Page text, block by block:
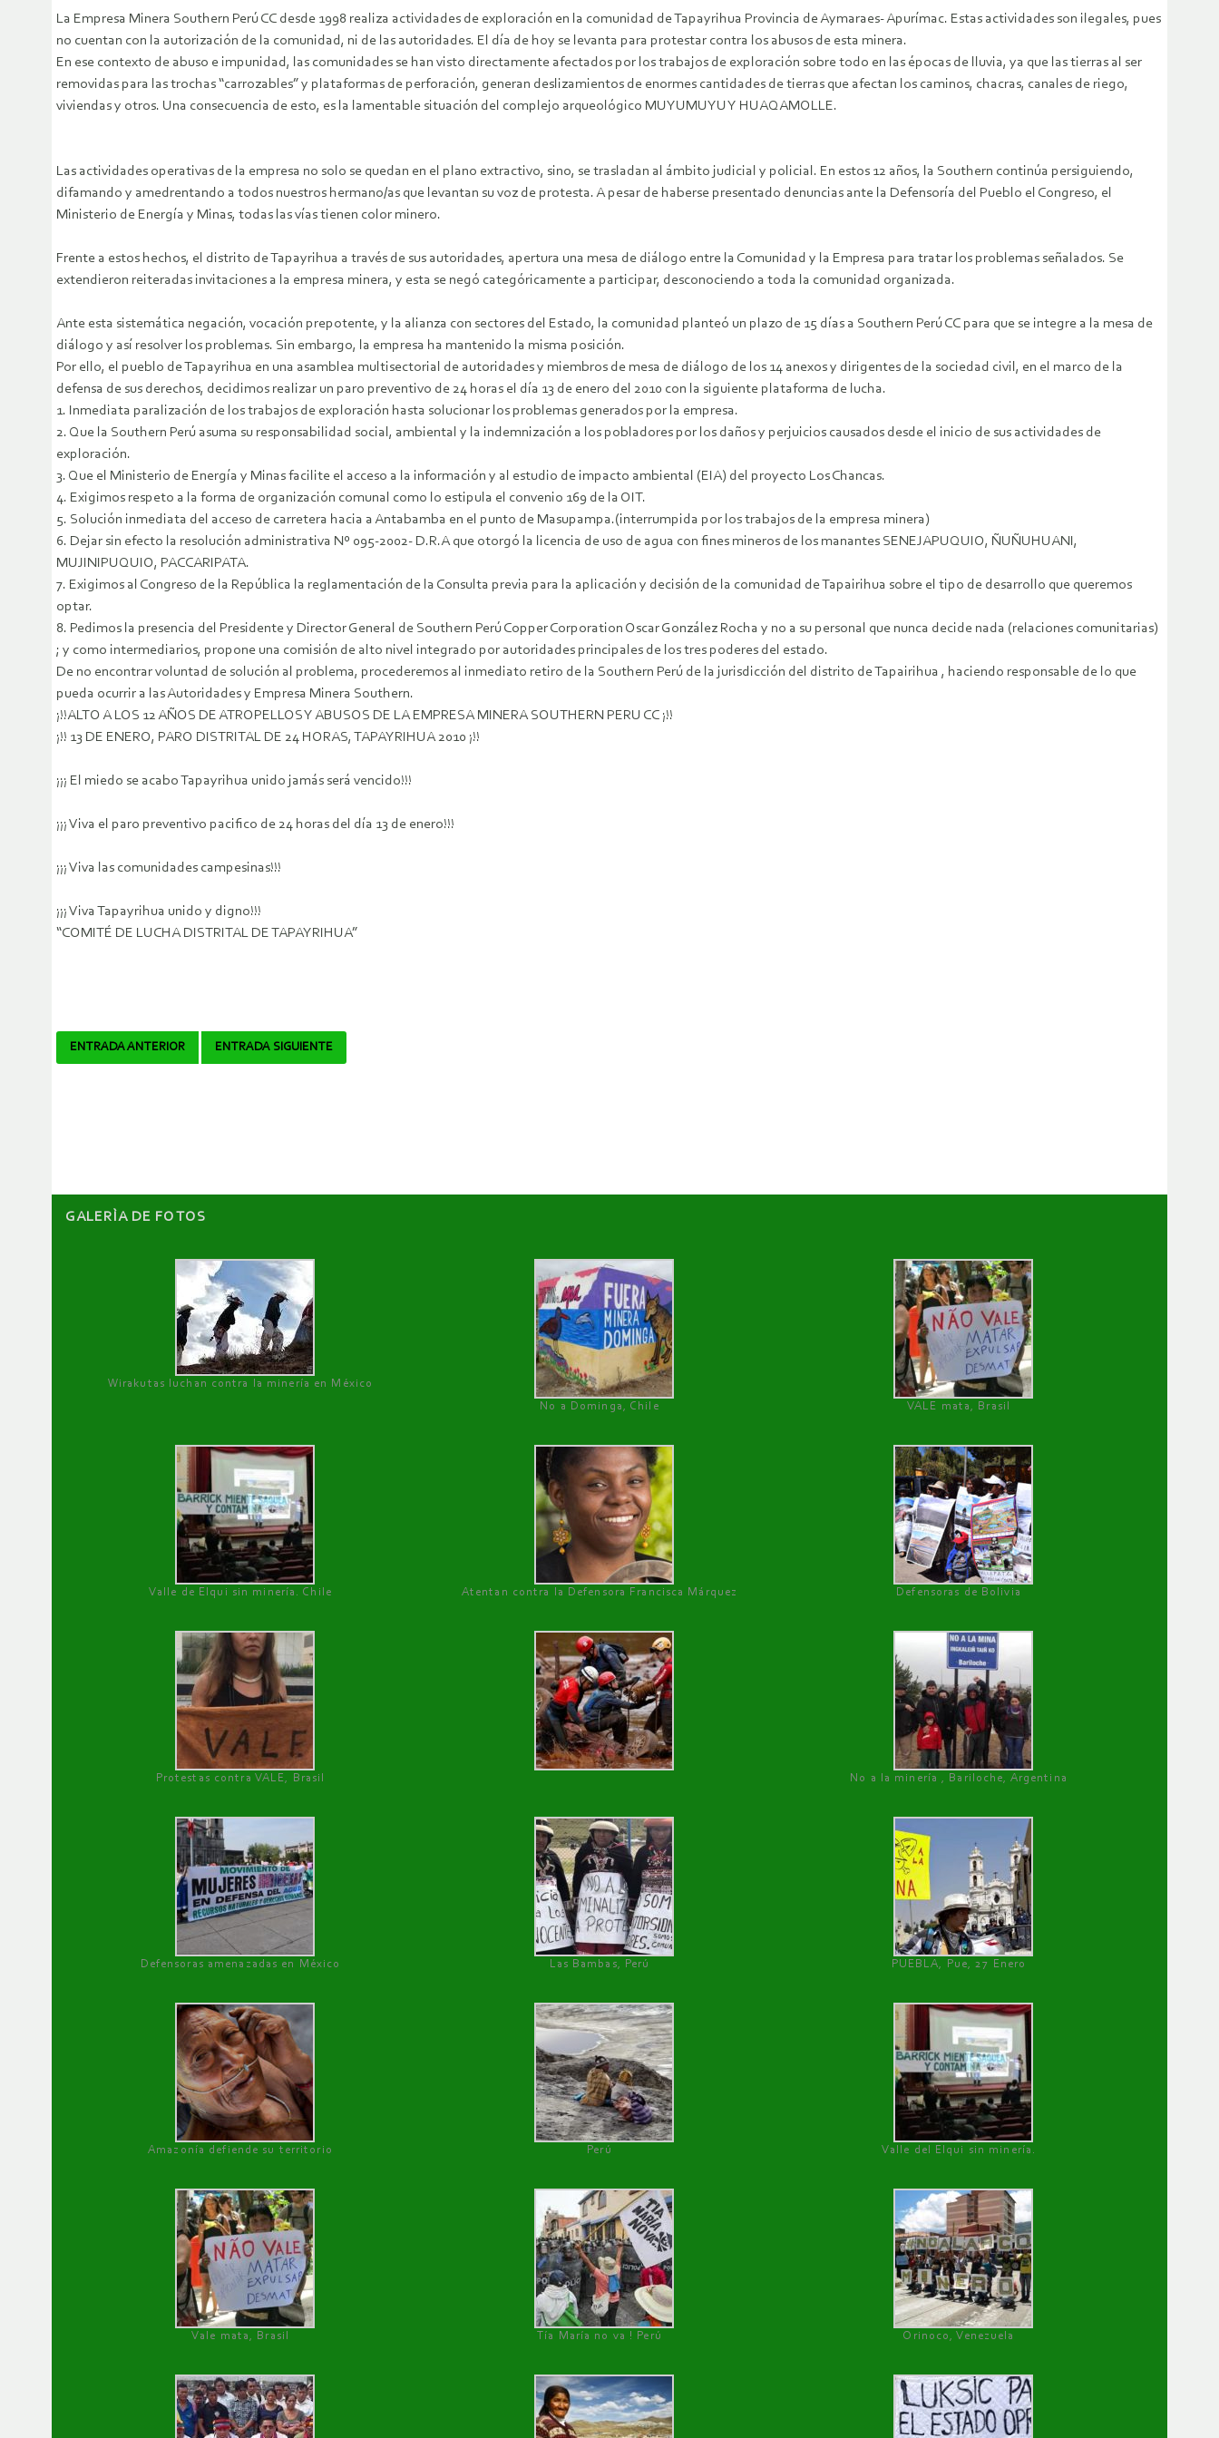
La Empresa Minera Southern Perú CC desde 1998 realiza actividades de exploración en la comunidad de Tapayrihua Provincia de Aymaraes- Apurímac. Estas actividades son ilegales, pues
no cuentan con la autorización de la comunidad, ni de las autoridades. El día de hoy se levanta para protestar contra los abusos de esta minera.
En ese contexto de abuso e impunidad, las comunidades se han visto directamente afectados por los trabajos de exploración sobre todo en las épocas de lluvia, ya que las tierras al ser
removidas para las trochas “carrozables” y plataformas de perforación, generan deslizamientos de enormes cantidades de tierras que afectan los caminos, chacras, canales de riego,
viviendas y otros. Una consecuencia de esto, es la lamentable situación del complejo arqueológico MUYUMUYU Y HUAQAMOLLE.
Las actividades operativas de la empresa no solo se quedan en el plano extractivo, sino, se trasladan al ámbito judicial y policial. En estos 12 años, la Southern continúa persiguiendo,
difamando y amedrentando a todos nuestros hermano/as que levantan su voz de protesta. A pesar de haberse presentado denuncias ante la Defensoría del Pueblo el Congreso, el
Ministerio de Energía y Minas, todas las vías tienen color minero.
Frente a estos hechos, el distrito de Tapayrihua a través de sus autoridades, apertura una mesa de diálogo entre la Comunidad y la Empresa para tratar los problemas señalados. Se
extendieron reiteradas invitaciones a la empresa minera, y esta se negó categóricamente a participar, desconociendo a toda la comunidad organizada.
Ante esta sistemática negación, vocación prepotente, y la alianza con sectores del Estado, la comunidad planteó un plazo de 15 días a Southern Perú CC para que se integre a la mesa de
diálogo y así resolver los problemas. Sin embargo, la empresa ha mantenido la misma posición.
Por ello, el pueblo de Tapayrihua en una asamblea multisectorial de autoridades y miembros de mesa de diálogo de los 14 anexos y dirigentes de la sociedad civil, en el marco de la
defensa de sus derechos, decidimos realizar un paro preventivo de 24 horas el día 13 de enero del 2010 con la siguiente plataforma de lucha.
1. Inmediata paralización de los trabajos de exploración hasta solucionar los problemas generados por la empresa.
2. Que la Southern Perú asuma su responsabilidad social, ambiental y la indemnización a los pobladores por los daños y perjuicios causados desde el inicio de sus actividades de
exploración.
3. Que el Ministerio de Energía y Minas facilite el acceso a la información y al estudio de impacto ambiental (EIA) del proyecto Los Chancas.
4. Exigimos respeto a la forma de organización comunal como lo estipula el convenio 169 de la OIT.
5. Solución inmediata del acceso de carretera hacia a Antabamba en el punto de Masupampa.(interrumpida por los trabajos de la empresa minera)
6. Dejar sin efecto la resolución administrativa Nº 095-2002- D.R.A que otorgó la licencia de uso de agua con fines mineros de los manantes SENEJAPUQUIO, ÑUÑUHUANI,
MUJINIPUQUIO, PACCARIPATA.
7. Exigimos al Congreso de la República la reglamentación de la Consulta previa para la aplicación y decisión de la comunidad de Tapairihua sobre el tipo de desarrollo que queremos
optar.
8. Pedimos la presencia del Presidente y Director General de Southern Perú Copper Corporation Oscar González Rocha y no a su personal que nunca decide nada (relaciones comunitarias)
; y como intermediarios, propone una comisión de alto nivel integrado por autoridades principales de los tres poderes del estado.
De no encontrar voluntad de solución al problema, procederemos al inmediato retiro de la Southern Perú de la jurisdicción del distrito de Tapairihua , haciendo responsable de lo que
pueda ocurrir a las Autoridades y Empresa Minera Southern.
¡!!ALTO A LOS 12 AÑOS DE ATROPELLOS Y ABUSOS DE LA EMPRESA MINERA SOUTHERN PERU CC ¡!!
¡!! 13 DE ENERO, PARO DISTRITAL DE 24 HORAS, TAPAYRIHUA 2010 ¡!!
¡¡¡ El miedo se acabo Tapayrihua unido jamás será vencido!!!
¡¡¡ Viva el paro preventivo pacifico de 24 horas del día 13 de enero!!!
¡¡¡ Viva las comunidades campesinas!!!
¡¡¡ Viva Tapayrihua unido y digno!!!
“COMITÉ DE LUCHA DISTRITAL DE TAPAYRIHUA”
Navegador
ENTRADA ANTERIOR ENTRADA SIGUIENTE
GALERÌA DE FOTOS
Wirakutas luchan contra la minería en México
No a Dominga, Chile
VALE mata, Brasil
Valle de Elqui sin minería. Chile Atentan contra la Defensora Francisca Márquez Defensoras de Bolivia
Protestas contra VALE, Brasil No a la minería , Bariloche, Argentina
Defensoras amenazadas en México Las Bambas, Perú PUEBLA, Pue, 27 Enero
Amazonía defiende su territorio Perú Valle del Elqui sin minería.
Vale mata, Brasil Tía María no va ! Perú Orinoco, Venezuela